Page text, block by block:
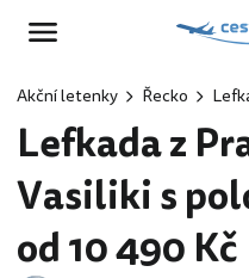
Akční letenky Řecko
Lefkada z
Vasiliki s
od 10 490 Kč